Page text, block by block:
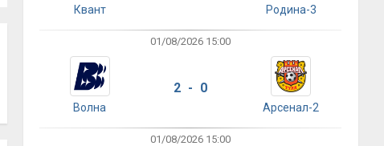
Квант Родина-3
01/08/2026 15:00
Волна
2 - 0
Арсенал-2
01/08/2026 15:00